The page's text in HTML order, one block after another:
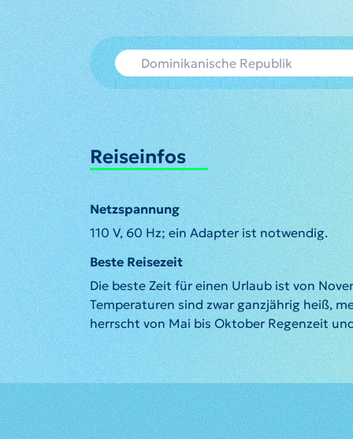
Reiseinfos
Netzspannung
110 V, 60 Hz; ein Adapter ist notwendig.
Beste Reisezeit
Die beste Zeit für einen Urlaub ist von
Temperaturen sind zwar ganzjährig heiß,
herrscht von Mai bis Oktober Regenzeit